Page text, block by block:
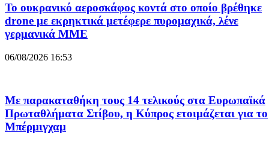
Το ουκρανικό αεροσκάφος κοντά στο οποίο βρέθηκε
drone με εκρηκτικά μετέφερε πυρομαχικά, λένε
γερμανικά ΜΜΕ
06/08/2026 16:53
Με παρακαταθήκη τους 14 τελικούς στα Ευρωπαϊκά
Πρωταθλήματα Στίβου, η Κύπρος ετοιμάζεται για το
Μπέρμιγχαμ